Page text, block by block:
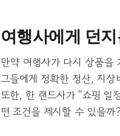
여행사에게 던
만약 여행사가 다시 상품을
그들에게 정확한 정산, 지
또한, 한 랜드사가 “쇼핑 일
떤 조건을 제시할 수 있을까?